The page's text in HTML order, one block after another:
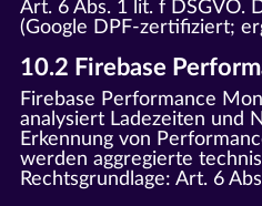
Art. 6 Abs. 1 lit. f DSGVO.
(Google DPF-zertifiziert;
10.2 Firebase
Firebase Performance
analysiert Ladezeiten und
Erkennung von
werden aggregierte
Rechtsgrundlage: Art. 6